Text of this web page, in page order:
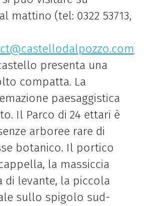
mattino (tel: 0322 53713,
).
presenta una
compatta. La
paesaggistica
Il Parco di 24 ettari è
arboree rare di
botanico. Il portico
la massiccia
di levante, la piccola
sullo spigolo sud-